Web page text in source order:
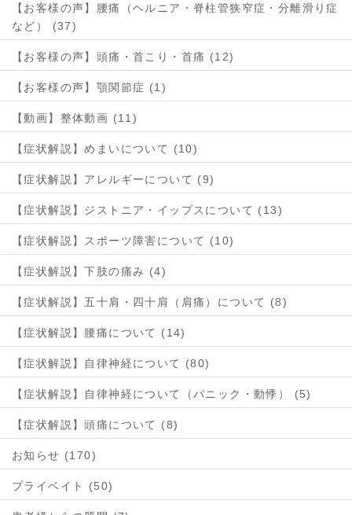
【お客様の声】腰痛（ヘルニア・脊柱管狭窄症・分離滑り症
など） (37)
【お客様の声】頭痛・首こり・首痛 (12)
【お客様の声】顎関節症 (1)
【動画】整体動画 (11)
【症状解説】めまいについて (10)
【症状解説】アレルギーについて (9)
【症状解説】ジストニア・イップスについて (13)
【症状解説】スポーツ障害について (10)
【症状解説】下肢の痛み (4)
【症状解説】五十肩・四十肩（肩痛）について (8)
【症状解説】腰痛について (14)
【症状解説】自律神経について (80)
【症状解説】自律神経について（パニック・動悸） (5)
【症状解説】頭痛について (8)
お知らせ (170)
プライベイト (50)